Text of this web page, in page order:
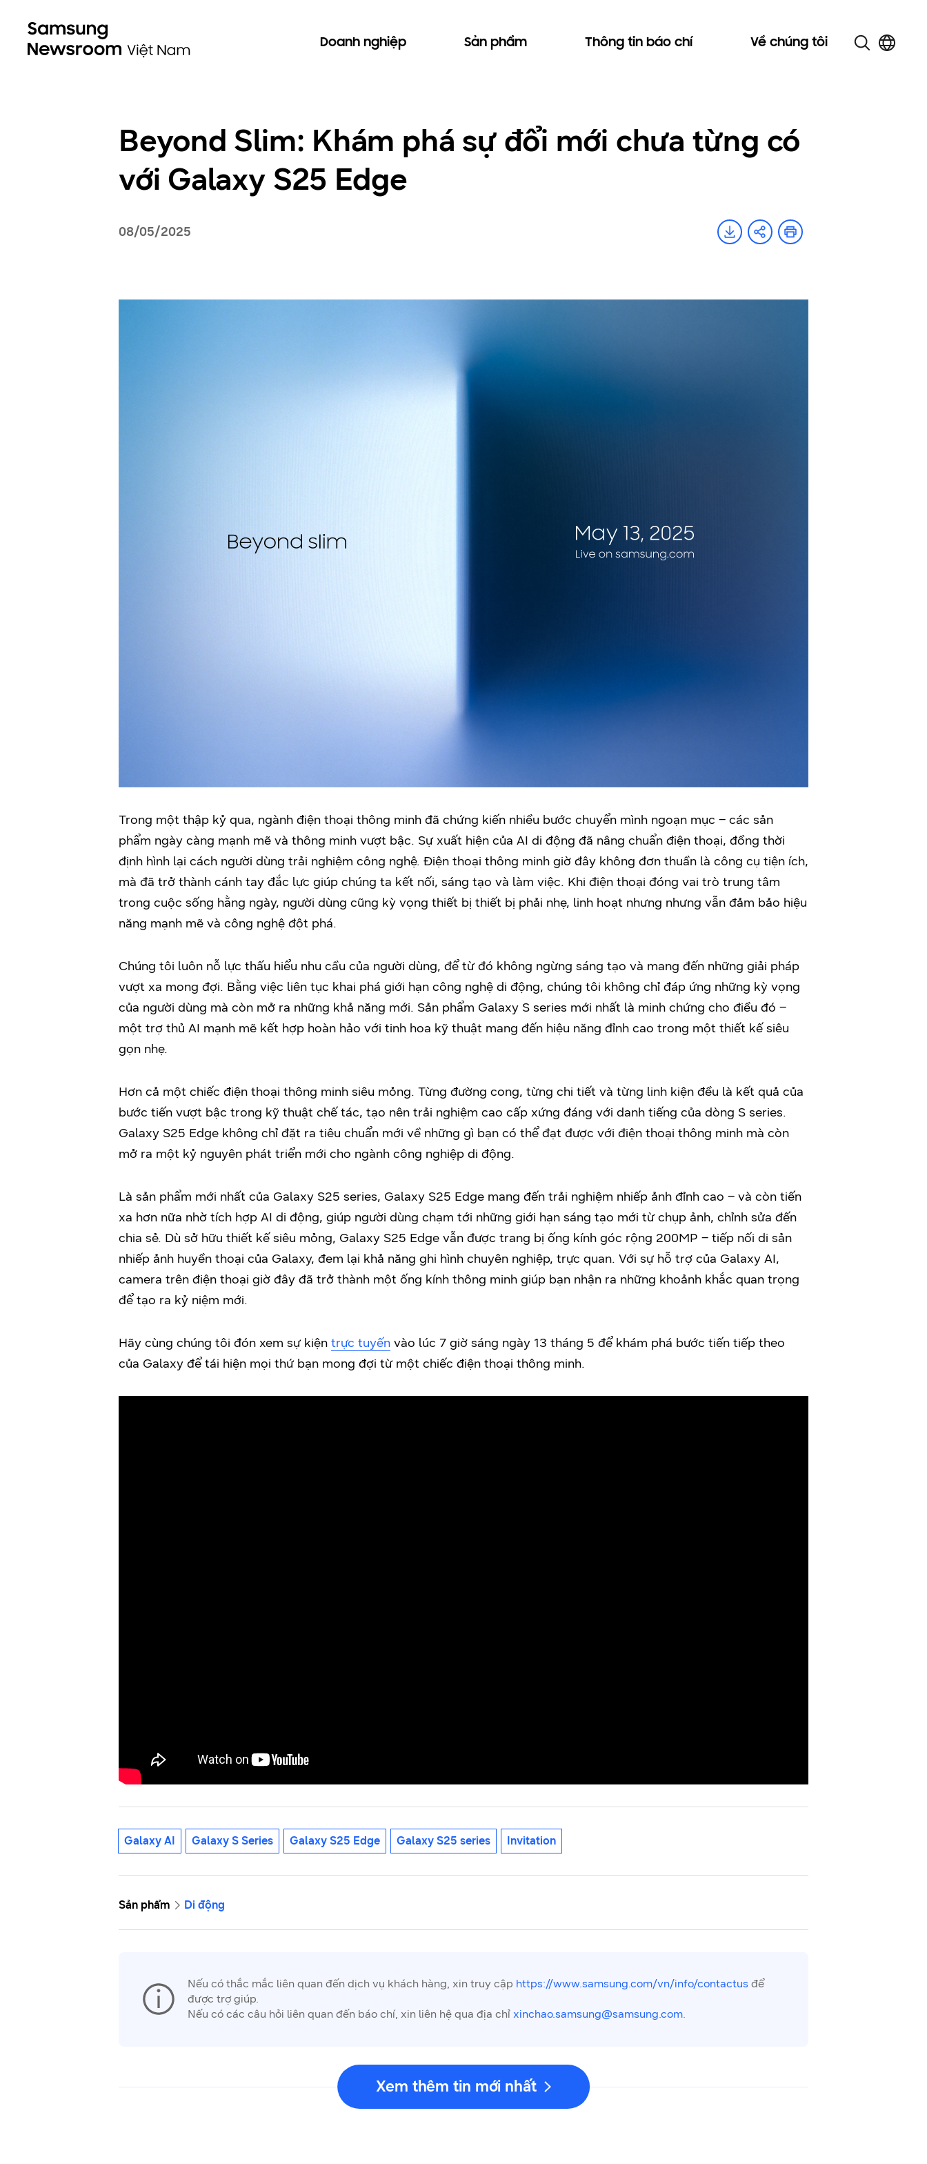
Doanh nghiệp Sản phẩm Thông tin báo chí Về chúng tôi
Beyond Slim: Khám phá sự đổi mới chưa từng có
với Galaxy S25 Edge
08/05/2025
Trong một thập kỷ qua, ngành điện thoại thông minh đã chứng kiến nhiều bước chuyển mình ngoạn mục – các sản
phẩm ngày càng mạnh mẽ và thông minh vượt bậc. Sự xuất hiện của AI di động đã nâng chuẩn điện thoại, đồng thời
định hình lại cách người dùng trải nghiệm công nghệ. Điện thoại thông minh giờ đây không đơn thuần là công cụ tiện ích,
mà đã trở thành cánh tay đắc lực giúp chúng ta kết nối, sáng tạo và làm việc. Khi điện thoại đóng vai trò trung tâm
trong cuộc sống hằng ngày, người dùng cũng kỳ vọng thiết bị thiết bị phải nhẹ, linh hoạt nhưng nhưng vẫn đảm bảo hiệu
năng mạnh mẽ và công nghệ đột phá.
Chúng tôi luôn nỗ lực thấu hiểu nhu cầu của người dùng, để từ đó không ngừng sáng tạo và mang đến những giải pháp
vượt xa mong đợi. Bằng việc liên tục khai phá giới hạn công nghệ di động, chúng tôi không chỉ đáp ứng những kỳ vọng
của người dùng mà còn mở ra những khả năng mới. Sản phẩm Galaxy S series mới nhất là minh chứng cho điều đó –
một trợ thủ AI mạnh mẽ kết hợp hoàn hảo với tinh hoa kỹ thuật mang đến hiệu năng đỉnh cao trong một thiết kế siêu
gọn nhẹ.
Hơn cả một chiếc điện thoại thông minh siêu mỏng. Từng đường cong, từng chi tiết và từng linh kiện đều là kết quả của
bước tiến vượt bậc trong kỹ thuật chế tác, tạo nên trải nghiệm cao cấp xứng đáng với danh tiếng của dòng S series.
Galaxy S25 Edge không chỉ đặt ra tiêu chuẩn mới về những gì bạn có thể đạt được với điện thoại thông minh mà còn
mở ra một kỷ nguyên phát triển mới cho ngành công nghiệp di động.
Là sản phẩm mới nhất của Galaxy S25 series, Galaxy S25 Edge mang đến trải nghiệm nhiếp ảnh đỉnh cao – và còn tiến
xa hơn nữa nhờ tích hợp AI di động, giúp người dùng chạm tới những giới hạn sáng tạo mới từ chụp ảnh, chỉnh sửa đến
chia sẻ. Dù sở hữu thiết kế siêu mỏng, Galaxy S25 Edge vẫn được trang bị ống kính góc rộng 200MP – tiếp nối di sản
nhiếp ảnh huyền thoại của Galaxy, đem lại khả năng ghi hình chuyên nghiệp, trực quan. Với sự hỗ trợ của Galaxy AI,
camera trên điện thoại giờ đây đã trở thành một ống kính thông minh giúp bạn nhận ra những khoảnh khắc quan trọng
để tạo ra kỷ niệm mới.
Hãy cùng chúng tôi đón xem sự kiện trực tuyến vào lúc 7 giờ sáng ngày 13 tháng 5 để khám phá bước tiến tiếp theo
của Galaxy để tái hiện mọi thứ bạn mong đợi từ một chiếc điện thoại thông minh.
Galaxy AI Galaxy S Series Galaxy S25 Edge Galaxy S25 series Invitation
Sản phẩm Di động
Nếu có thắc mắc liên quan đến dịch vụ khách hàng, xin truy cập https://www.samsung.com/vn/info/contactus để
được trợ giúp.
Nếu có các câu hỏi liên quan đến báo chí, xin liên hệ qua địa chỉ xinchao.samsung@samsung.com
Xem thêm tin mới nhất